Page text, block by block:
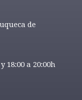
de
18:00 a 20:00h